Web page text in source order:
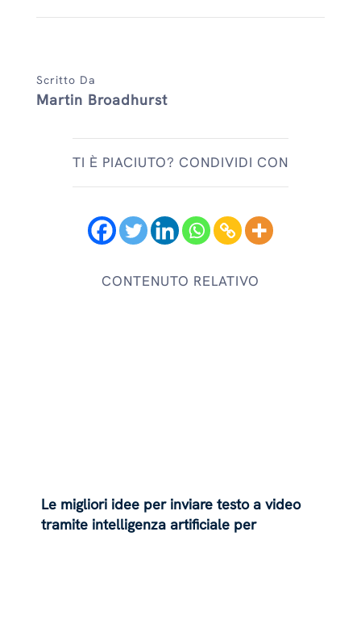
Scritto Da
Martin Broadhurst
TI È PIACIUTO? CONDIVIDI CON
CONTENUTO RELATIVO
Le migliori idee per inviare testo a video
tramite intelligenza artificiale per